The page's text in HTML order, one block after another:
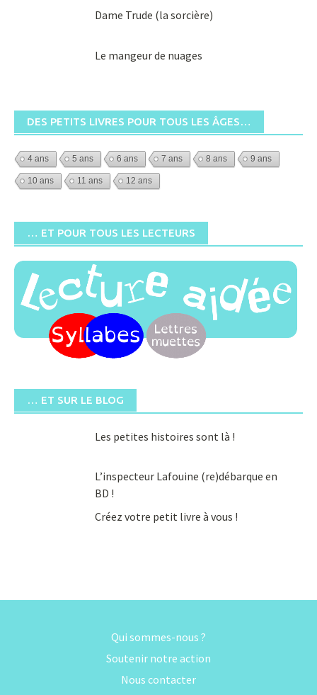
Dame Trude (la sorcière)
Le mangeur de nuages
DES PETITS LIVRES POUR TOUS LES ÂGES…
4 ans 5 ans 6 ans 7 ans 8 ans 9 ans
10 ans 11 ans 12 ans
… ET POUR TOUS LES LECTEURS
… ET SUR LE BLOG
Les petites histoires sont là !
L’inspecteur Lafouine (re)débarque en
BD !
Créez votre petit livre à vous !
Qui sommes-nous ?
Soutenir notre action
Nous contacter